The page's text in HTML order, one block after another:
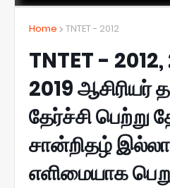
Home TNTET - 2012
TNTET - 2012,
2019 ஆசிரியர்
தேர்ச்சி பெற்று
சான்றிதழ்
எளிமையாக